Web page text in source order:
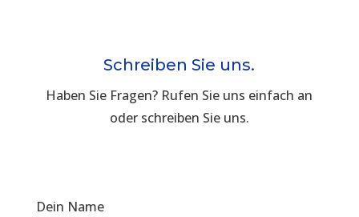
Schreiben Sie uns.
Haben Sie Fragen? Rufen Sie uns einfach an
oder schreiben Sie uns.
Dein Name